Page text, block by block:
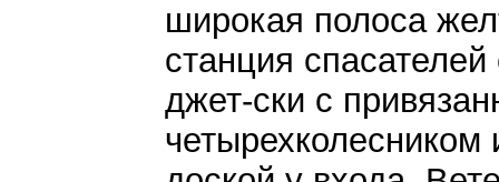
широкая полоса
станция
джет-ски с